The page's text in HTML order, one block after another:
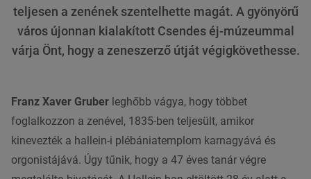
teljesen a zenének szentelhette magát. A gyönyörű
város újonnan kialakított Csendes éj-múzeummal
várja Önt, hogy a zeneszerző útját végigkövethesse.
Franz Xaver Gruber leghőbb vágya, hogy többet
foglalkozzon a zenével, 1835-ben teljesült, amikor
kinevezték a hallein-i plébániatemplom karnagyává és
orgonistájává. Úgy tűnik, hogy a 47 éves tanár végre